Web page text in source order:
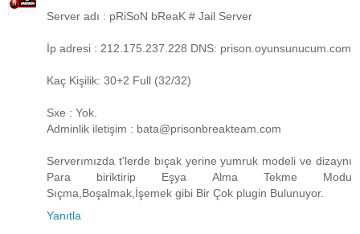
Server adı : pRiSoN bReaK # Jail Server
İp adresi : 212.175.237.228 DNS: prison.oyunsunucum.com
Kaç Kişilik: 30+2 Full (32/32)
Sxe : Yok.
Adminlik iletişim : bata@prisonbreakteam.com
Serverımızda t'lerde bıçak yerine yumruk modeli ve dizaynı
Para biriktirip Eşya Alma Tekme Modu
Sıçma,Boşalmak,İşemek gibi Bir Çok plugin Bulunuyor.
Yanıtla